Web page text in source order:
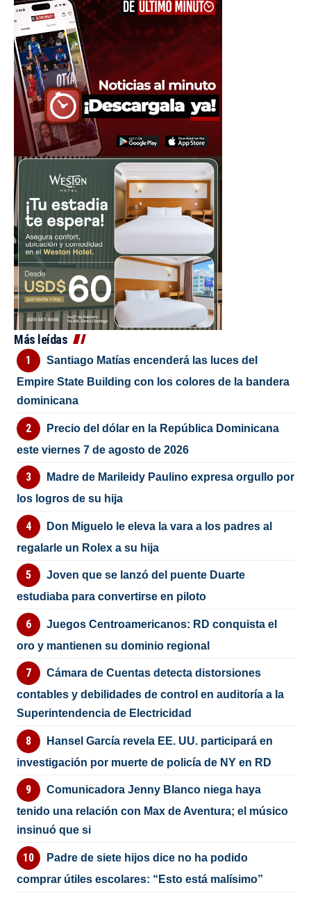
Más leídas
Santiago Matías encenderá las luces del
Empire State Building con los colores de la bandera
dominicana
Precio del dólar en la República Dominicana
este viernes 7 de agosto de 2026
Madre de Marileidy Paulino expresa orgullo por
los logros de su hija
Don Miguelo le eleva la vara a los padres al
regalarle un Rolex a su hija
Joven que se lanzó del puente Duarte
estudiaba para convertirse en piloto
Juegos Centroamericanos: RD conquista el
oro y mantienen su dominio regional
Cámara de Cuentas detecta distorsiones
contables y debilidades de control en auditoría a la
Superintendencia de Electricidad
Hansel García revela EE. UU. participará en
investigación por muerte de policía de NY en RD
Comunicadora Jenny Blanco niega haya
tenido una relación con Max de Aventura; el músico
insinuó que si
Padre de siete hijos dice no ha podido
comprar útiles escolares: “Esto está malísimo”